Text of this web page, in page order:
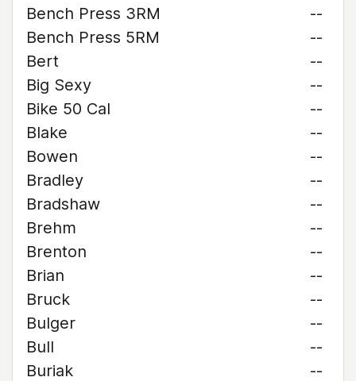
Bench Press 3RM
--
Bench Press 5RM
--
Bert
--
Big Sexy
--
Bike 50 Cal
--
Blake
--
Bowen
--
Bradley
--
Bradshaw
--
Brehm
--
Brenton
--
Brian
--
Bruck
--
Bulger
--
Bull
--
Buriak
--